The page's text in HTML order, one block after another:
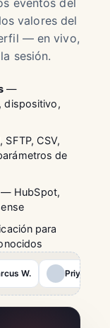
eventos del
valores del
— en vivo,
sesión.
—
dispositivo,
SFTP, CSV,
de
HubSpot,
para
W. Priya P.